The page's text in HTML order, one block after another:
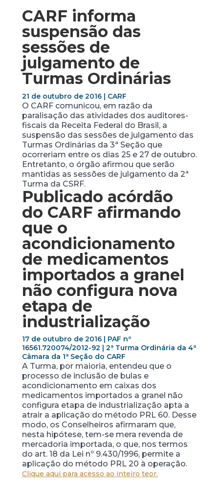
CARF informa
suspensão das
sessões de
julgamento de
Turmas Ordinárias
21 de outubro de 2016 | CARF
O CARF comunicou, em razão da
paralisação das atividades dos auditores-
fiscais da Receita Federal do Brasil, a
suspensão das sessões de julgamento das
Turmas Ordinárias da 3ª Seção que
ocorreriam entre os dias 25 e 27 de outubro.
Entretanto, o órgão afirmou que serão
mantidas as sessões de julgamento da 2ª
Turma da CSRF.
Publicado acórdão
do CARF afirmando
que o
acondicionamento
de medicamentos
importados a granel
não configura nova
etapa de
industrialização
17 de outubro de 2016 | PAF nº
16561.720074/2012­-92 | 2ª Turma Ordinária da 4ª
Câmara da 1ª Seção do CARF
A Turma, por maioria, entendeu que o
processo de inclusão de bulas e
acondicionamento em caixas dos
medicamentos importados a granel não
configura etapa de industrialização apta a
atrair a aplicação do método PRL 60. Desse
modo, os Conselheiros afirmaram que,
nesta hipótese, tem-se mera revenda de
mercadoria importada, o que, nos termos
do art. 18 da Lei nº 9.430/1996, permite a
aplicação do método PRL 20 à operação.
Clique aqui para acesso ao inteiro teor.